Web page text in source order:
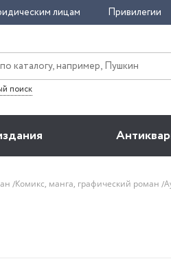
лицам Привилегии
поиск
Комикс, манга, графический роман